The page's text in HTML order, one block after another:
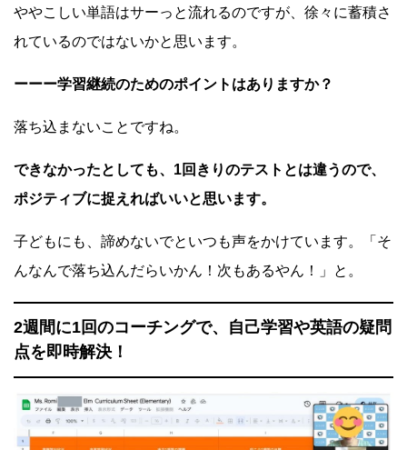
ややこしい単語はサーっと流れるのですが、徐々に蓄積さ
れているのではないかと思います。
ーーー学習継続のためのポイントはありますか？
落ち込まないことですね。
できなかったとしても、1回きりのテストとは違うので、
ポジティブに捉えればいいと思います。
子どもにも、諦めないでといつも声をかけています。「そ
んなんで落ち込んだらいかん！次もあるやん！」と。
2週間に1回のコーチングで、自己学習や英語の疑問
点を即時解決！